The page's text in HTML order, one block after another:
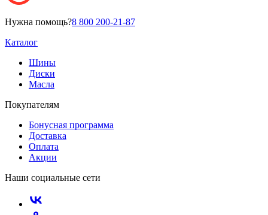
Нужна помощь?8 800 200-21-87
Каталог
Шины
Диски
Масла
Покупателям
Бонусная программа
Доставка
Оплата
Акции
Наши социальные сети